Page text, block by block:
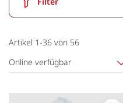
Artikel 1-36 von 56
Online verfügbar